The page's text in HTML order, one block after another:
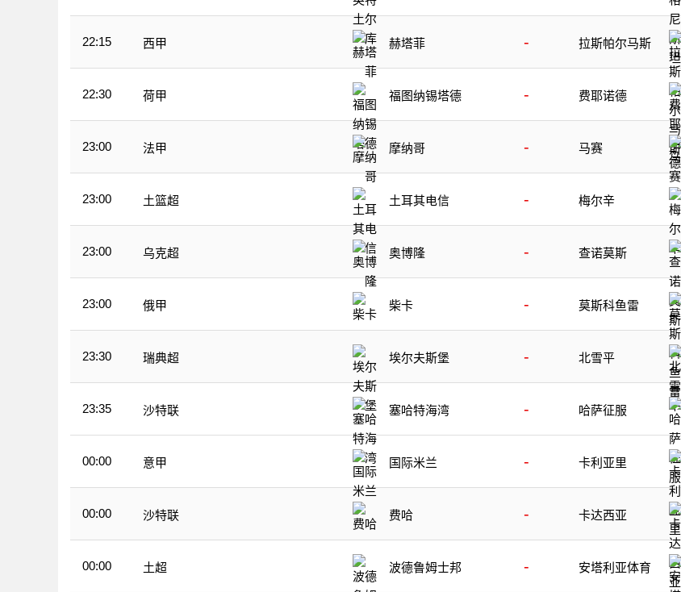
22:15 西甲 赫塔菲 - 拉斯帕尔马斯
22:30 荷甲 福图纳锡塔德 - 费耶诺德
23:00 法甲 摩纳哥 - 马赛
23:00 土篮超 土耳其电信 - 梅尔辛
23:00 乌克超 奥博隆 - 查诺莫斯
23:00 俄甲 柴卡 - 莫斯科鱼雷
23:30 瑞典超 埃尔夫斯堡 - 北雪平
23:35 沙特联 塞哈特海湾 - 哈萨征服
00:00 意甲 国际米兰 - 卡利亚里
00:00 沙特联 费哈 - 卡达西亚
00:00 土超 波德鲁姆士邦 - 安塔利亚体育